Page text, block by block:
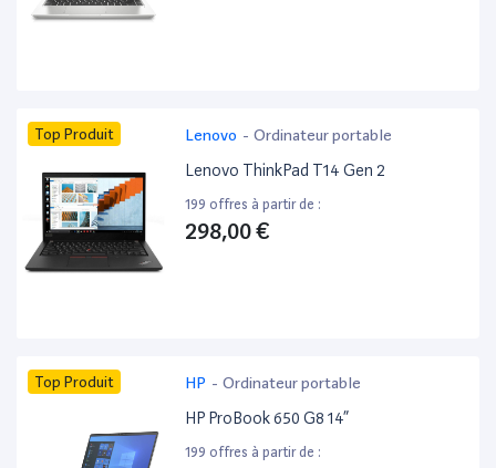
Top Produit Lenovo - Ordinateur portable
Lenovo ThinkPad T14 Gen 2
199 offres à partir de :
298,00 €
Top Produit HP - Ordinateur portable
HP ProBook 650 G8 14”
199 offres à partir de :